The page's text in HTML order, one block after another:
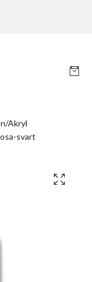
Akryl
svart